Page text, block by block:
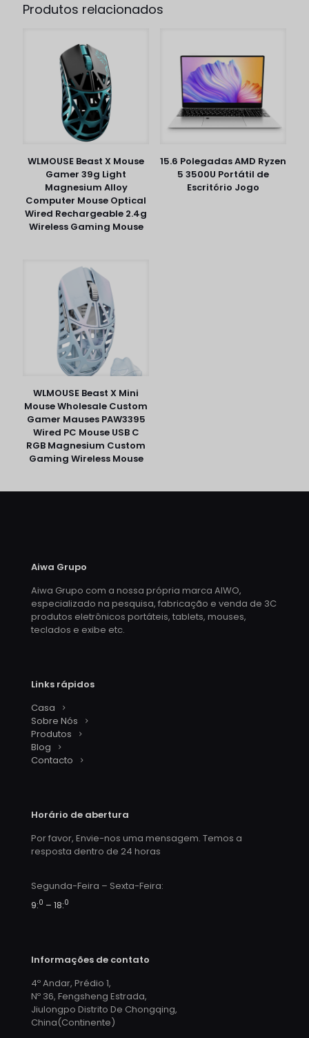
Produtos relacionados
WLMOUSE Beast X Mouse
Gamer 39g Light
Magnesium Alloy
Computer Mouse Optical
Wired Rechargeable 2.4g
Wireless Gaming Mouse
15.6 Polegadas AMD Ryzen
5 3500U Portátil de
Escritório Jogo
WLMOUSE Beast X Mini
Mouse Wholesale Custom
Gamer Mauses PAW3395
Wired PC Mouse USB C
RGB Magnesium Custom
Gaming Wireless Mouse
Aiwa Grupo
Aiwa Grupo com a nossa própria marca AIWO,
especializado na pesquisa, fabricação e venda de 3C
produtos eletrônicos portáteis, tablets, mouses,
teclados e exibe etc.
Links rápidos
Casa
Sobre Nós
Produtos
Blog
Contacto
Horário de abertura
Por favor, Envie-nos uma mensagem. Temos a
resposta dentro de 24 horas
Segunda-Feira – Sexta-Feira:
9:0 – 18:0
Informações de contato
4º Andar, Prédio 1,
Nº 36, Fengsheng Estrada,
Jiulongpo Distrito De Chongqing,
China(Continente)